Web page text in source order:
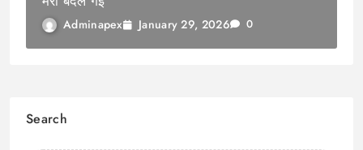
Adminapex January 29, 2026 0
Search